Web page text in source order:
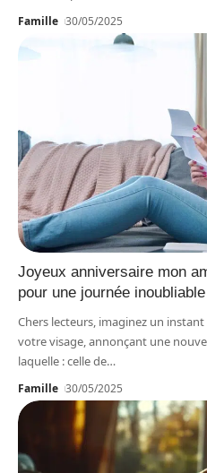
Famille 30/05/2025
Joyeux anniversaire mon
pour une journée inoubliable
Chers lecteurs, imaginez un
votre visage, annonçant une
laquelle : celle de…
Famille 30/05/2025